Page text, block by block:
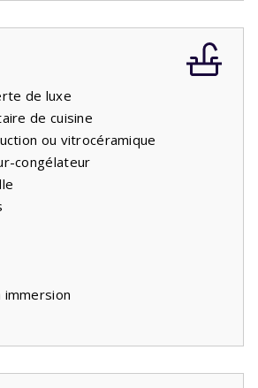
de luxe
de cuisine
ou vitrocéramique
congélateur
immersion